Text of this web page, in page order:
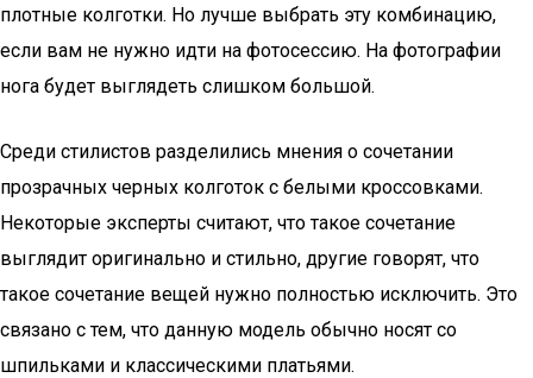
плотные колготки. Но лучше выбрать эту комбинацию,
если вам не нужно идти на фотосессию. На фотографии
нога будет выглядеть слишком большой.
Среди стилистов разделились мнения о сочетании
прозрачных черных колготок с белыми кроссовками.
Некоторые эксперты считают, что такое сочетание
выглядит оригинально и стильно, другие говорят, что
такое сочетание вещей нужно полностью исключить. Это
связано с тем, что данную модель обычно носят со
шпильками и классическими платьями.